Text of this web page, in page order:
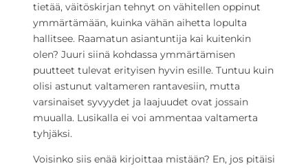
tietää, väitöskirjan tehnyt on vähitellen oppinut
ymmärtämään, kuinka vähän aihetta lopulta
hallitsee. Raamatun asiantuntija kai kuitenkin
olen? Juuri siinä kohdassa ymmärtämisen
puutteet tulevat erityisen hyvin esille. Tuntuu kuin
olisi astunut valtameren rantavesiin, mutta
varsinaiset syvyydet ja laajuudet ovat jossain
muualla. Lusikalla ei voi ammentaa valtamerta
tyhjäksi.
Voisinko siis enää kirjoittaa mistään? En, jos pitäisi